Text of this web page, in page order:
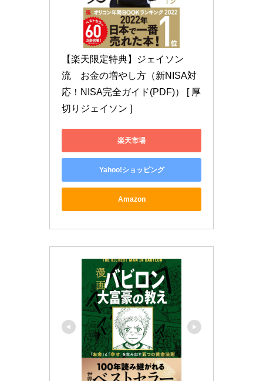
【楽天限定特典】ジェイソン
流　お金の増やし方（新NISA対
応！NISA完全ガイド(PDF)） [ 厚
切りジェイソン ]
楽天市場
Yahoo!ショッピング
Amazon